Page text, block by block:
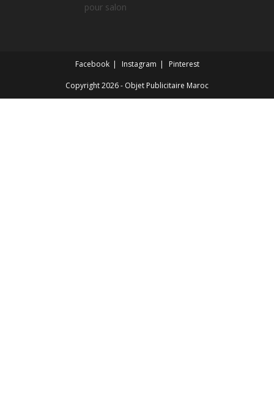
pour salon
Facebook Instagram Pinterest
Copyright 2026 - Objet Publicitaire Maroc